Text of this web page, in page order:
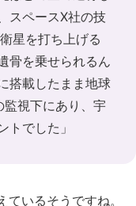
スペースX社の技
星を打ち上げる
骨を乗せられるん
搭載したまま地球
監視下にあり、宇
トでした」
いるそうですね。